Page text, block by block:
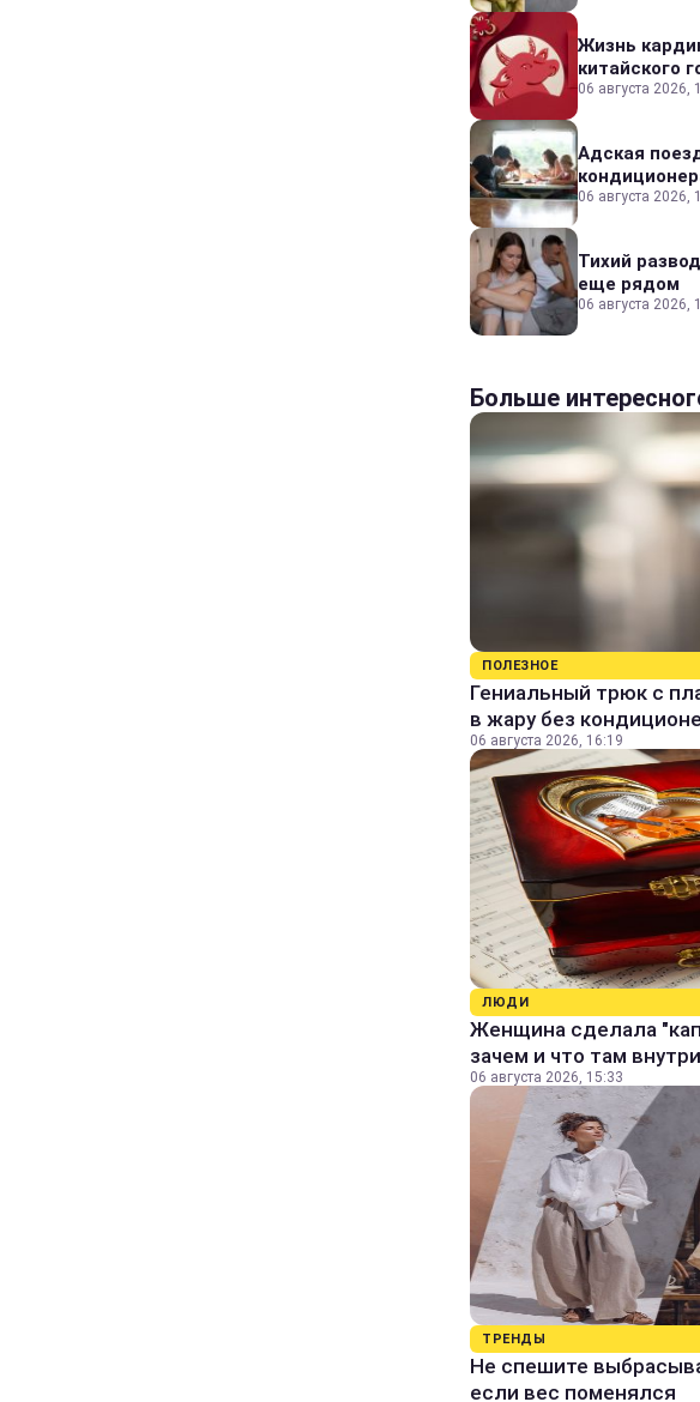
Жизнь
китайского
06 августа 2026,
Адская
06 августа 2026,
Тихий
еще рядом
06 августа 2026,
Больше
ПОЛЕЗНОЕ
Гениальный трюк с
в жару без
06 августа 2026, 16:19
ЛЮДИ
Женщина сделала
зачем и что там внутри
06 августа 2026, 15:33
ТРЕНДЫ
Не спешите
если вес поменялся